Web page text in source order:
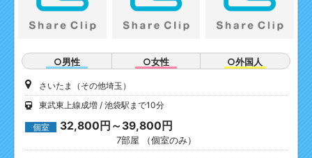
○男性 ○女性 ○外国人
さいたま（その他埼玉）
東武東上線成増
池袋駅まで10分
個室 32,800円～39,800円
7部屋 （個室のみ）